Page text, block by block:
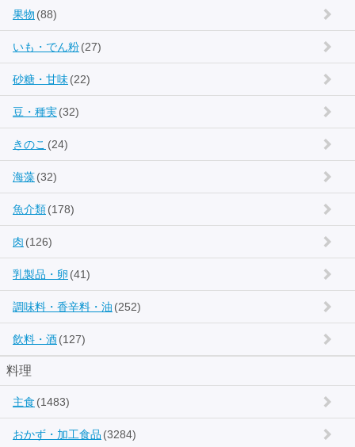
果物 (88)
いも・でん粉(27)
砂糖・甘味(22)
豆・種実(32)
きのこ (24)
海藻(32)
魚介類(178)
肉 (126)
乳製品・卵 (41)
調味料・香辛料・油 (252)
飲料・酒(127)
料理
主食 (1483)
おかず・加工食品 (3284)